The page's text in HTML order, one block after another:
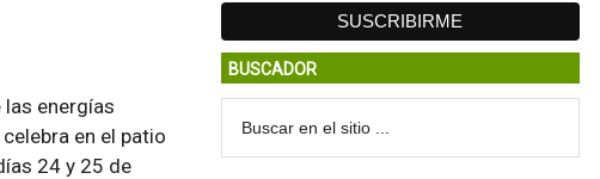
las energías
en el patio
24 y 25 de
BUSCADOR